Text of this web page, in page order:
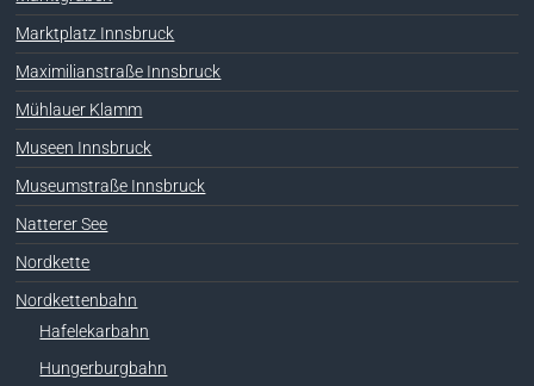
Marktplatz Innsbruck
Maximilianstraße Innsbruck
Mühlauer Klamm
Museen Innsbruck
Museumstraße Innsbruck
Natterer See
Nordkette
Nordkettenbahn
Hafelekarbahn
Hungerburgbahn